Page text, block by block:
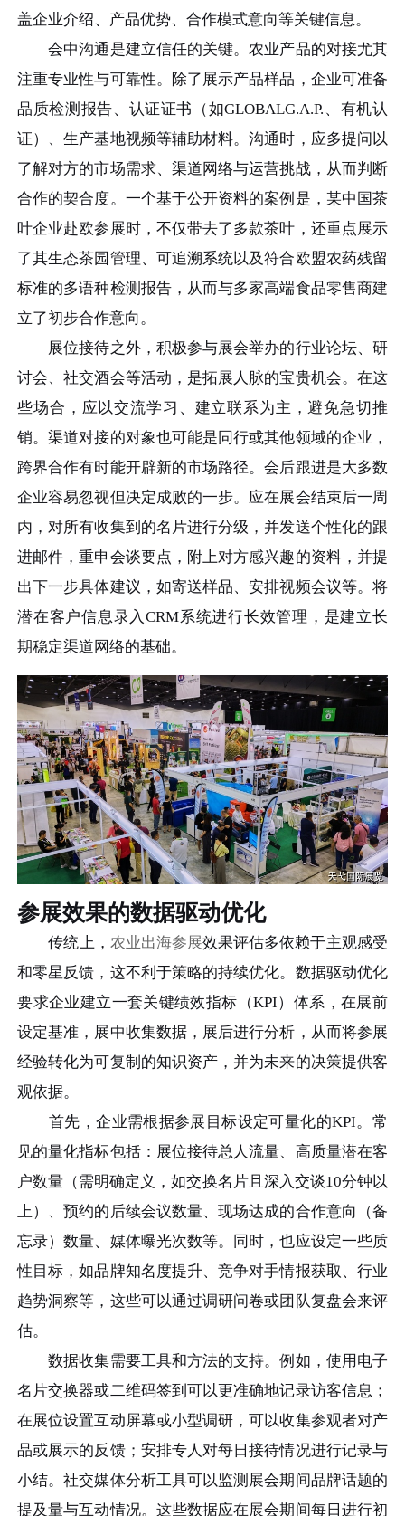
盖企业介绍、产品优势、合作模式意向等关键信息。
会中沟通是建立信任的关键。农业产品的对接尤其
注重专业性与可靠性。除了展示产品样品，企业可准备
品质检测报告、认证证书（如GLOBALG.A.P.、有机认
证）、生产基地视频等辅助材料。沟通时，应多提问以
了解对方的市场需求、渠道网络与运营挑战，从而判断
合作的契合度。一个基于公开资料的案例是，某中国茶
叶企业赴欧参展时，不仅带去了多款茶叶，还重点展示
了其生态茶园管理、可追溯系统以及符合欧盟农药残留
标准的多语种检测报告，从而与多家高端食品零售商建
立了初步合作意向。
展位接待之外，积极参与展会举办的行业论坛、研
讨会、社交酒会等活动，是拓展人脉的宝贵机会。在这
些场合，应以交流学习、建立联系为主，避免急切推
销。渠道对接的对象也可能是同行或其他领域的企业，
跨界合作有时能开辟新的市场路径。会后跟进是大多数
企业容易忽视但决定成败的一步。应在展会结束后一周
内，对所有收集到的名片进行分级，并发送个性化的跟
进邮件，重申会谈要点，附上对方感兴趣的资料，并提
出下一步具体建议，如寄送样品、安排视频会议等。将
潜在客户信息录入CRM系统进行长效管理，是建立长
期稳定渠道网络的基础。
参展效果的数据驱动优化
传统上， 农业出海参展效果评估多依赖于主观感受
和零星反馈，这不利于策略的持续优化。数据驱动优化
要求企业建立一套关键绩效指标（KPI）体系，在展前
设定基准，展中收集数据，展后进行分析，从而将参展
经验转化为可复制的知识资产，并为未来的决策提供客
观依据。
首先，企业需根据参展目标设定可量化的KPI。常
见的量化指标包括：展位接待总人流量、高质量潜在客
户数量（需明确定义，如交换名片且深入交谈10分钟以
上）、预约的后续会议数量、现场达成的合作意向（备
忘录）数量、媒体曝光次数等。同时，也应设定一些质
性目标，如品牌知名度提升、竞争对手情报获取、行业
趋势洞察等，这些可以通过调研问卷或团队复盘会来评
估。
数据收集需要工具和方法的支持。例如，使用电子
名片交换器或二维码签到可以更准确地记录访客信息；
在展位设置互动屏幕或小型调研，可以收集参观者对产
品或展示的反馈；安排专人对每日接待情况进行记录与
小结。社交媒体分析工具可以监测展会期间品牌话题的
提及量与互动情况。这些数据应在展会期间每日进行初